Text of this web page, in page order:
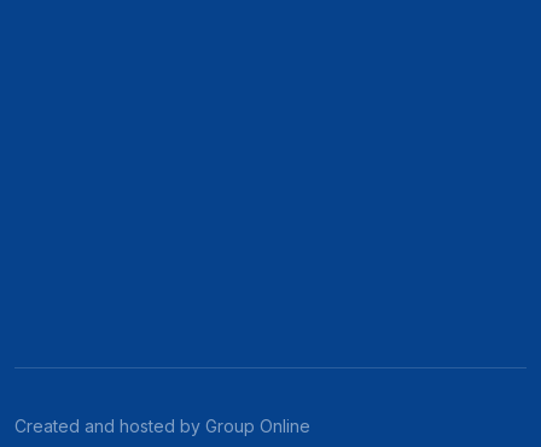
Created and hosted by Group Online